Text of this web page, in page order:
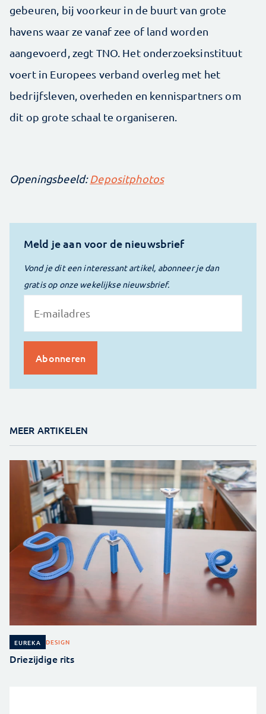
gebeuren, bij voorkeur in de buurt van grote
havens waar ze vanaf zee of land worden
aangevoerd, zegt TNO. Het onderzoeksinstituut
voert in Europees verband overleg met het
bedrijfsleven, overheden en kennispartners om
dit op grote schaal te organiseren.
Openingsbeeld:Depositphotos
Meld je aan voor de nieuwsbrief
Vond je dit een interessant artikel, abonneer je dan
gratis op onze wekelijkse nieuwsbrief.
MEER ARTIKELEN
EUREKA DESIGN
Driezijdige rits